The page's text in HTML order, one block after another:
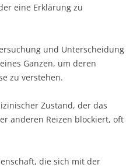
eine Erklärung zu
und Unterscheidung
Ganzen, um deren
zu verstehen.
Zustand, der das
anderen Reizen blockiert, oft
die sich mit der